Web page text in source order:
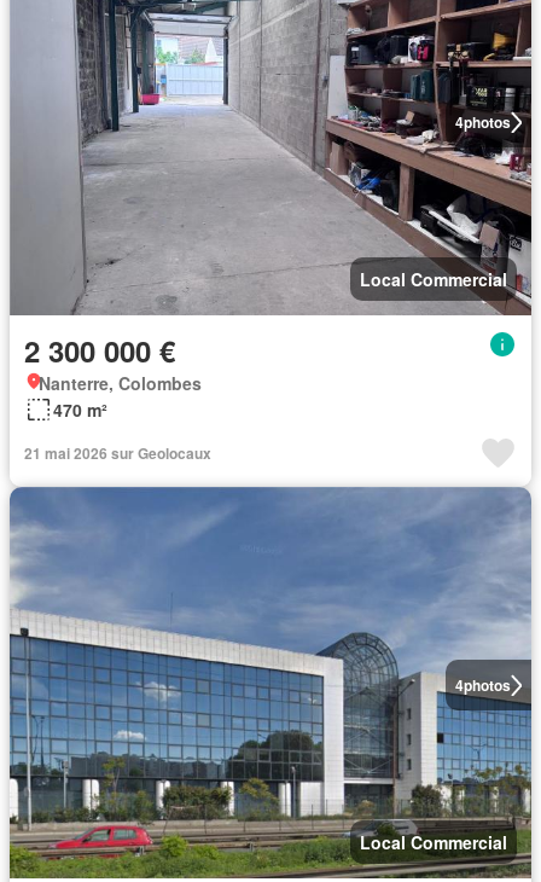
4photos
Local Commercial
2 300 000 €
Nanterre, Colombes
470 m²
21 mai 2026 sur Geolocaux
4photos
Local Commercial